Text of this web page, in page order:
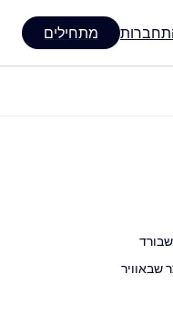
מתחילים
שבאוויר